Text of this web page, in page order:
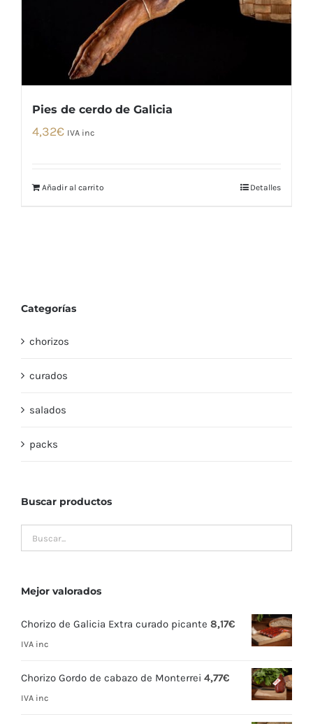
Pies de cerdo de Galicia
4,32€ IVA inc
Añadir al carrito Detalles
Categorías
chorizos
curados
salados
packs
Buscar productos
Mejor valorados
Chorizo de Galicia Extra curado picante 8,17€
IVA inc
Chorizo Gordo de cabazo de Monterrei 4,77€
IVA inc